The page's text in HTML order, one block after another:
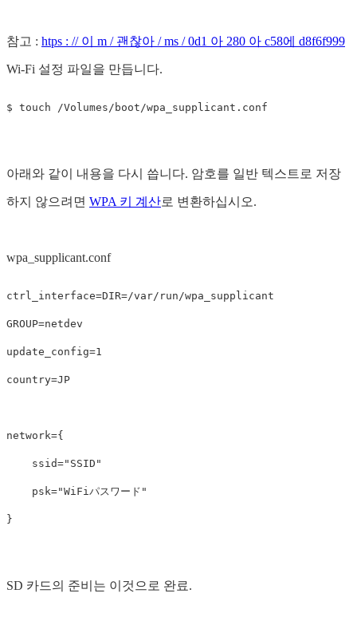
참고 : htps : // 이 m / 괜찮아 / ms / 0d1 아 280 아 c58에 d8f6f999
Wi-Fi 설정 파일을 만듭니다.
아래와 같이 내용을 다시 씁니다. 암호를 일반 텍스트로 저장
하지 않으려면 WPA 키 계산로 변환하십시오.
wpa_supplicant.conf
ctrl_interface=DIR=
GROUP=
update_config=
country=JP
network={
ssid="SSID"
psk="WiFiパスワード"
}
SD 카드의 준비는 이것으로 완료.